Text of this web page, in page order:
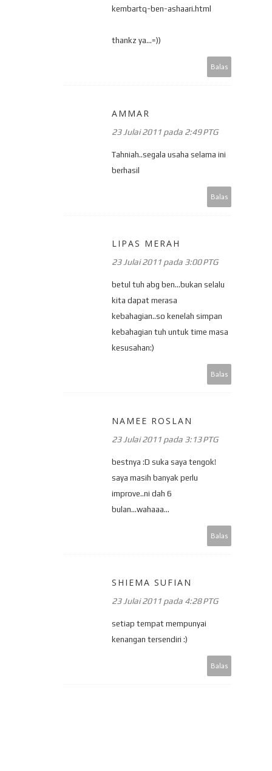
kembartq-ben-ashaari.html
thankz ya...=))
Balas
AMMAR
23 Julai 2011 pada 2:49 PTG
Tahniah..segala usaha selama ini
berhasil
Balas
LIPAS MERAH
23 Julai 2011 pada 3:00 PTG
betul tuh abg ben...bukan selalu
kita dapat merasa
kebahagian..so kenelah simpan
kebahagian tuh untuk time masa
kesusahan:)
Balas
NAMEE ROSLAN
23 Julai 2011 pada 3:13 PTG
bestnya :D suka saya tengok!
saya masih banyak perlu
improve..ni dah 6
bulan...wahaaa...
Balas
SHIEMA SUFIAN
23 Julai 2011 pada 4:28 PTG
setiap tempat mempunyai
kenangan tersendiri :)
Balas